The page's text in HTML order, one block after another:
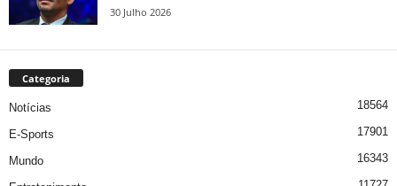
30 Julho 2026
Categoria
Notícias 18564
E-Sports 17901
Mundo 16343